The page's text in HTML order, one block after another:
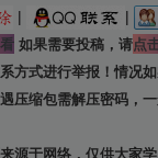
|
|
如果需要投稿，请点
方式进行举报！情况
压缩包需解压密码，一
源于网络，仅供大家